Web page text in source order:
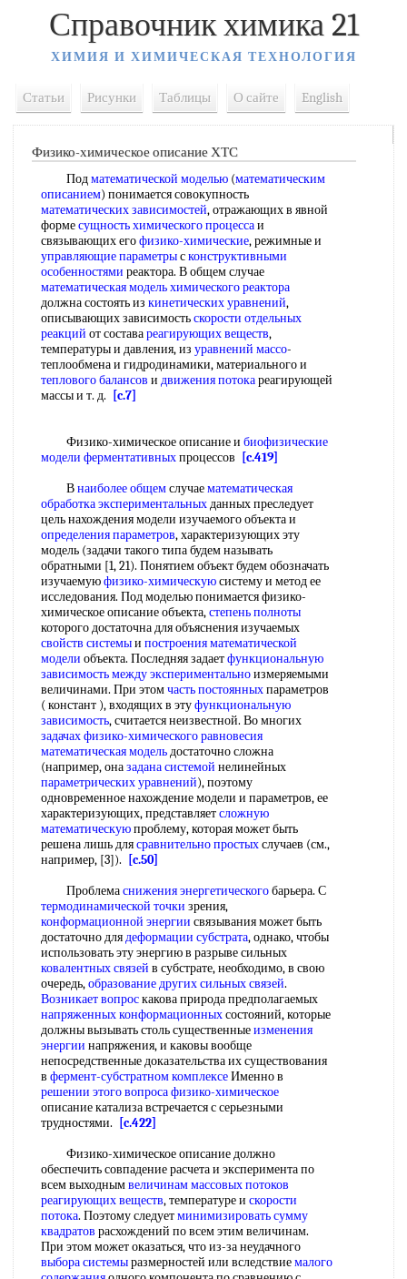
Справочник химика 21
ХИМИЯ И ХИМИЧЕСКАЯ ТЕХНОЛОГИЯ
Статьи Рисунки Таблицы О сайте English
Физико-химическое описание ХТС
Подматематической моделью (математическим
описанием) понимается совокупность
математических зависимостей, отражающих в явной
формесущность химического процессаи
связывающих егофизико-химические, режимные и
управляющие параметрысконструктивными
особенностями реактора. В общем случае
математическая модель химического реактора
должна состоять из кинетических уравнений,
описывающих зависимостьскорости отдельных
реакций от составареагирующих веществ,
температуры и давления, из уравнений массо-
теплообмена и гидродинамики, материального и
теплового балансов и движения потокареагирующей
массы и т. д.
[c.7]
Физико-химическое описание и биофизические
модели ферментативныхпроцессов
[c.419]
Внаиболее общемслучаематематическая
обработка экспериментальныхданных преследует
цель нахождения модели изучаемого объекта и
определения параметров, характеризующих эту
модель (задачи такого типа будем называть
обратными [1, 21). Понятием объект будем обозначать
изучаемуюфизико-химическуюсистему и метод ее
исследования. Под моделью понимается физико-
химическое описание объекта,степень полноты
которого достаточна для объяснения изучаемых
свойств системыи построения математической
модели объекта. Последняя задаетфункциональную
зависимостьмежду экспериментальноизмеряемыми
величинами. При этомчасть постоянныхпараметров
( констант ), входящих в этуфункциональную
зависимость, считается неизвестной. Во многих
задачах физико-химическогоравновесия
математическая модельдостаточно сложна
(например, оназадана системой нелинейных
параметрических уравнений), поэтому
одновременное нахождение модели и параметров, ее
характеризующих, представляетсложную
математическуюпроблему, которая может быть
решена лишь длясравнительно простыхслучаев (см.,
например, [3]).
[c.50]
Проблемаснижения энергетическогобарьера. С
термодинамической точки зрения,
конформационной энергии связывания может быть
достаточно длядеформации субстрата, однако, чтобы
использовать эту энергию в разрыве сильных
ковалентных связей в субстрате, необходимо, в свою
очередь,образование другихсильных связей.
Возникает вопроскакова природа предполагаемых
напряженных конформационныхсостояний, которые
должны вызывать столь существенныеизменения
энергии напряжения, и каковы вообще
непосредственные доказательства их существования
в фермент-субстратном комплексеИменно в
решении этоговопроса физико-химическое
описание катализа встречается с серьезными
трудностями.
[c.422]
Физико-химическое описание должно
обеспечить совпадение расчета и эксперимента по
всем выходнымвеличинам массовыхпотоков
реагирующих веществ, температуре и скорости
потока. Поэтому следуетминимизироватьсумму
квадратов расхождений по всем этим величинам.
При этом может оказаться, что из-за неудачного
выбора системыразмерностей или вследствиемалого